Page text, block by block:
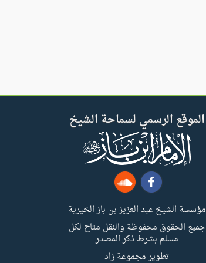
الموقع الرسمي لسماحة الشيخ
مؤسسة الشيخ عبد العزيز بن باز الخيرية
جميع الحقوق محفوظة والنقل متاح لكل
مسلم بشرط ذكر المصدر
تطوير مجموعة زاد